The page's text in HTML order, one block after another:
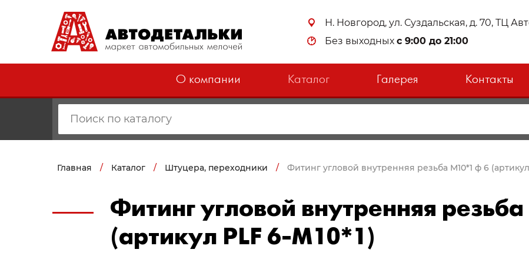
Н. Новгород, ул. Суздальская, д. 70, ТЦ
Без выходных с 9:00 до 21:00
О компании Каталог Галерея Контакты
Главная / Каталог / Штуцера, переходники / Фитинг угловой внутренняя резьба М10*1 ф 6 (артикул
Фитинг угловой внутренняя
(артикул PLF 6-М10*1)